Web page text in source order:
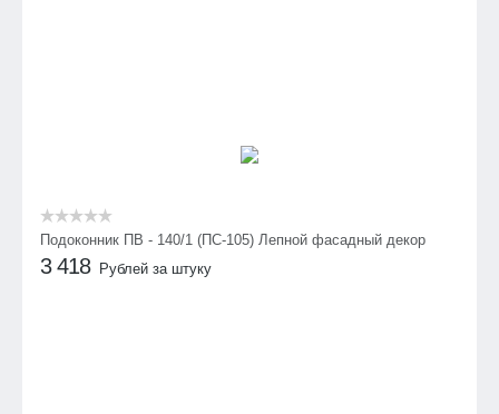
Подоконник ПВ - 140/1 (ПС-105) Лепной фасадный декор
3 418 Рублей за штуку